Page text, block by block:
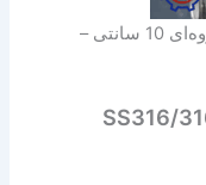
/ نیپل استیل رزوه‌ای 10 سانتی –